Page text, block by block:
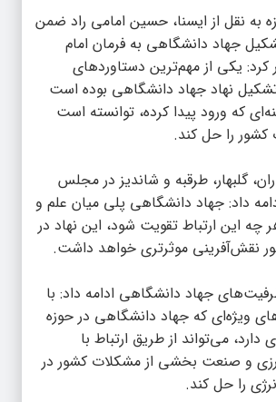
به نقل از ایسنا، حسین امامی راد ضمن
جهاد دانشگاهی به فرمان امام
کرد: یکی از مهم‌ترین دستاوردهای
تشکیل نهاد جهاد دانشگاهی بوده است
که ورود پیدا کرده، توانسته است
کشور را حل کند.
گلبهار، طرقبه و شاندیز در مجلس
داد: جهاد دانشگاهی پلی میان علم و
این ارتباط تقویت شود، این نهاد در
نقش‌آفرینی موثرتری خواهد داشت.
جهاد دانشگاهی ادامه داد: با
ویژه‌ای که جهاد دانشگاهی در حوزه
دارد، می‌تواند از طریق ارتباط با
و صنعت بخشی از مشکلات کشور در
را حل کند.